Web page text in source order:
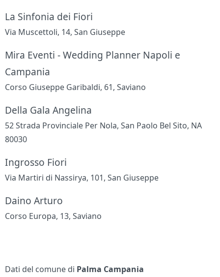
La Sinfonia dei Fiori
Via Muscettoli, 14, San Giuseppe
Mira Eventi - Wedding Planner Napoli e
Campania
Corso Giuseppe Garibaldi, 61, Saviano
Della Gala Angelina
52 Strada Provinciale Per Nola, San Paolo Bel Sito, NA
80030
Ingrosso Fiori
Via Martiri di Nassirya, 101, San Giuseppe
Daino Arturo
Corso Europa, 13, Saviano
Dati del comune di Palma Campania